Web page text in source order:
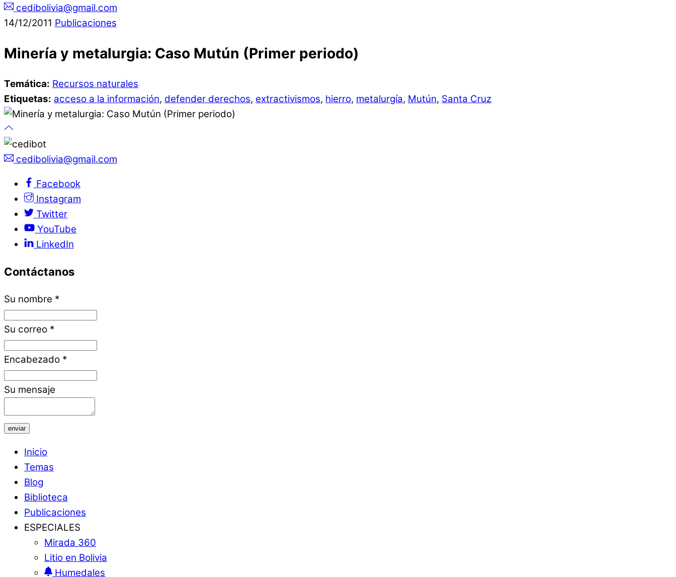
cedibolivia@gmail.com
14/12/2011 Publicaciones
Minería y metalurgia: Caso Mutún (Primer periodo)
Temática: Recursos naturales
Etiquetas: acceso a la información, defender derechos, extractivismos, hierro, metalurgía, Mutún, Santa Cruz
cedibolivia@gmail.com
Facebook
Instagram
Twitter
YouTube
LinkedIn
Contáctanos
Su nombre *
Su correo *
Encabezado *
Su mensaje
enviar
Inicio
Temas
Blog
Biblioteca
Publicaciones
ESPECIALES
Mirada 360
Litio en Bolivia
Humedales